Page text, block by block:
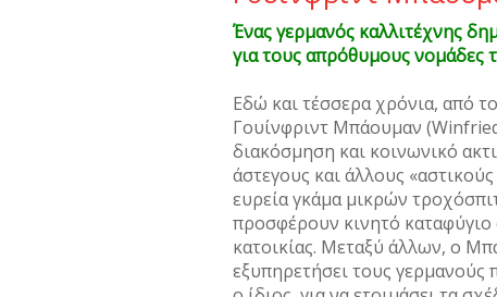
Ένας γερµανός καλλιτέχνης
για τους απρόθυµους νοµάδες
Eδώ και τέσσερα χρόνια, από
Γουίνφριντ Μπάουµαν
διακόσµηση και κοινωνικό
άστεγους και άλλους
ευρεία γκάµα µικρών
προσφέρουν κινητό
κατοικίας. Μεταξύ άλλων, ο
εξυπηρετήσει τους